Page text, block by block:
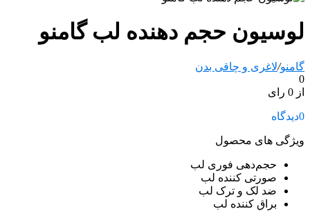
لوسیون حجم دهنده لب گامنو
گامنو/لاغری و چاقی بدن
0
از 0 رای
0دیدگاه
ویژگی های محصول
حجم‌دهی فوری لب
صورتی کننده لب
ضد لک و ترک لب
براق کننده لب